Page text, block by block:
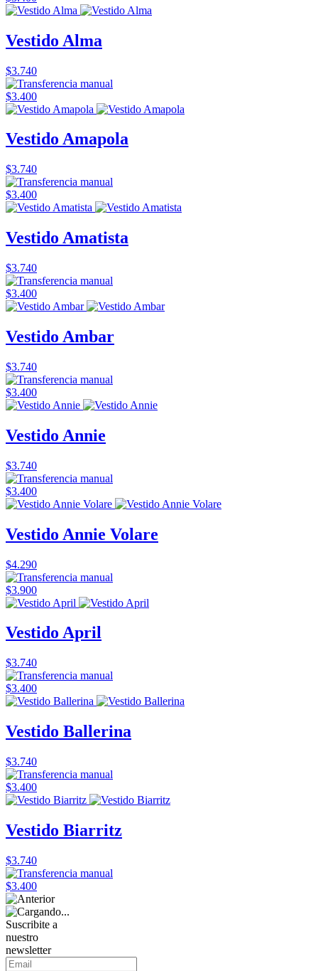
Vestido Alma
$3.740
$3.400
Vestido Amapola
$3.740
$3.400
Vestido Amatista
$3.740
$3.400
Vestido Ambar
$3.740
$3.400
Vestido Annie
$3.740
$3.400
Vestido Annie Volare
$4.290
$3.900
Vestido April
$3.740
$3.400
Vestido Ballerina
$3.740
$3.400
Vestido Biarritz
$3.740
$3.400
Suscribite a
nuestro
newsletter